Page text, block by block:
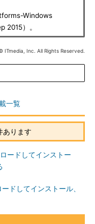
Windows
2015）。
ITmedia, Inc. All Rights Reserved.
一覧
あります
ードしてインストー
ドしてインストール、